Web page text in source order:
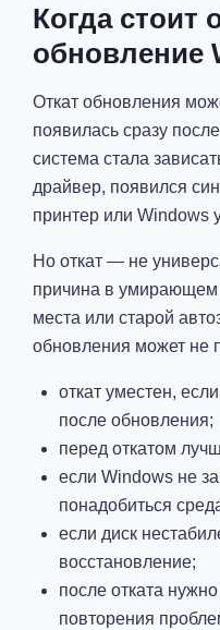
Когда стоит
обновление
Откат обновления
появилась сразу
система стала
драйвер, появился
принтер или Windows
Но откат — не
причина в умирающем
места или старой
обновления может не
откат уместен,
после обновления;
перед откатом
если Windows не
понадобиться
если диск
восстановление;
после отката
повторения